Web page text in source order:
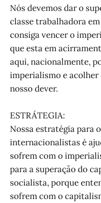
Nós devemos dar o
classe trabalhadora
consiga vencer o
que esta em
aqui, nacionalmente,
imperialismo e acolher
nosso dever.
ESTRÁTEGIA:
Nossa estratégia para
internacionalistas é
sofrem com o
para a superação do
socialista, porque
sofrem com o